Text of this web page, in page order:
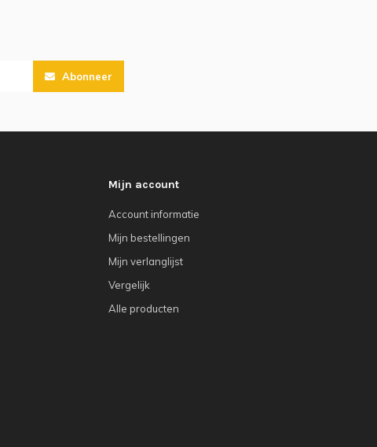
Abonneer
Mijn account
Account informatie
Mijn bestellingen
Mijn verlanglijst
Vergelijk
Alle producten